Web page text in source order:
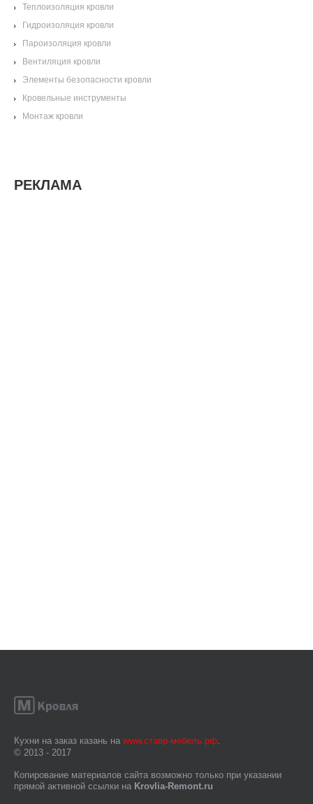
Теплоизоляция кровли
Гидроизоляция кровли
Пароизоляция кровли
Вентиляция кровли
Элементы безопасности кровли
Кровельные инструменты
Монтаж кровли
РЕКЛАМА
Кухни на заказ казань на www.ставр-мебель.рф.
© 2013 - 2017
Копирование материалов сайта возможно только при указании
прямой активной ссылки на Krovlia-Remont.ru